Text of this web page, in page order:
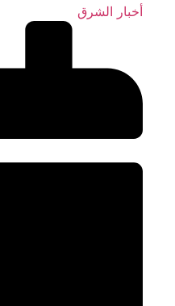
أخبار الشرق